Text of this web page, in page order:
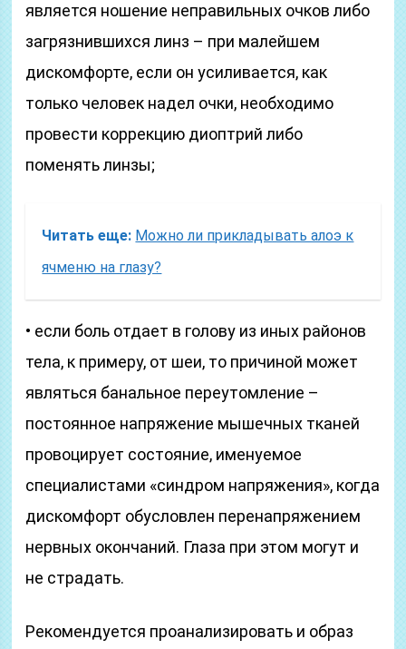
является ношение неправильных очков либо
загрязнившихся линз – при малейшем
дискомфорте, если он усиливается, как
только человек надел очки, необходимо
провести коррекцию диоптрий либо
поменять линзы;
Читать еще: Можно ли прикладывать алоэ к
ячменю на глазу?
• если боль отдает в голову из иных районов
тела, к примеру, от шеи, то причиной может
являться банальное переутомление –
постоянное напряжение мышечных тканей
провоцирует состояние, именуемое
специалистами «синдром напряжения», когда
дискомфорт обусловлен перенапряжением
нервных окончаний. Глаза при этом могут и
не страдать.
Рекомендуется проанализировать и образ